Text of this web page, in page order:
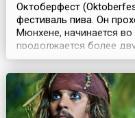
Октоберфест
фестиваль пива. Он
Мюнхене, начинается
продолжается более
бракосочетания
кронпринца Людвига I
12 октября 1810 года, в
свадьба, на
жител...